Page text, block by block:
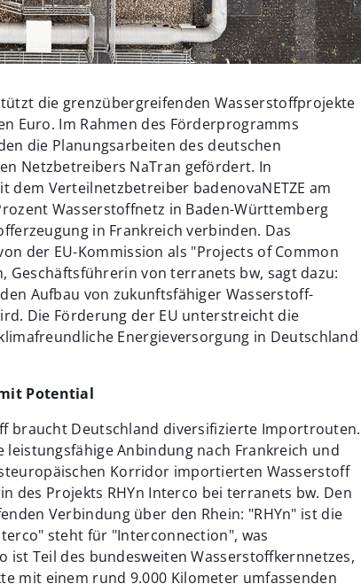
die grenzübergreifenden Wasserstoffprojekte
Euro. Im Rahmen des Förderprogramms
die Planungsarbeiten des deutschen
Netzbetreibers NaTran gefördert. In
Verteilnetzbetreiber badenovaNETZE am
Wasserstoffnetz in Baden-Württemberg
in Frankreich verbinden. Das
der EU-Kommission als "Projects of Common
Geschäftsführerin von terranets bw, sagt dazu:
Aufbau von zukunftsfähiger Wasserstoff-
Die Förderung der EU unterstreicht die
Energieversorgung in Deutschland
Potential
braucht Deutschland diversifizierte Importrouten.
Anbindung nach Frankreich und
Korridor importierten Wasserstoff
des Projekts RHYn Interco bei terranets bw. Den
Verbindung über den Rhein: "RHYn" ist die
steht für "Interconnection", was
ist Teil des bundesweiten Wasserstoffkernnetzes,
mit einem rund 9.000 Kilometer umfassenden